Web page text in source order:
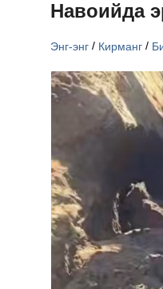
Навоийда
Энг-энг / Кирманг /